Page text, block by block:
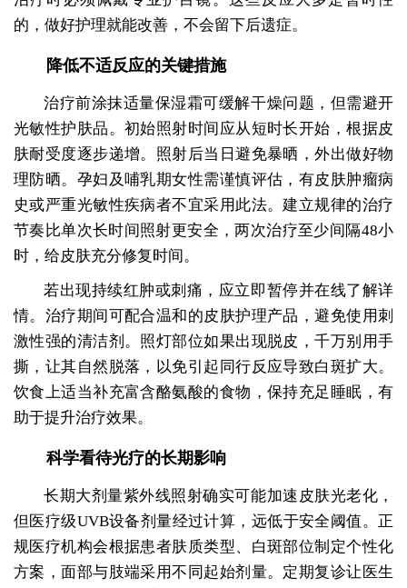
的，做好护理就能改善，不会留下后遗症。
降低不适反应的关键措施
治疗前涂抹适量保湿霜可缓解干燥问题，但需避开
光敏性护肤品。初始照射时间应从短时长开始，根据皮
肤耐受度逐步递增。照射后当日避免暴晒，外出做好物
理防晒。孕妇及哺乳期女性需谨慎评估，有皮肤肿瘤病
史或严重光敏性疾病者不宜采用此法。建立规律的治疗
节奏比单次长时间照射更安全，两次治疗至少间隔48小
时，给皮肤充分修复时间。
若出现持续红肿或刺痛，应立即暂停并在线了解详
情。治疗期间可配合温和的皮肤护理产品，避免使用刺
激性强的清洁剂。照灯部位如果出现脱皮，千万别用手
撕，让其自然脱落，以免引起同行反应导致白斑扩大。
饮食上适当补充富含酪氨酸的食物，保持充足睡眠，有
助于提升治疗效果。
科学看待光疗的长期影响
长期大剂量紫外线照射确实可能加速皮肤光老化，
但医疗级UVB设备剂量经过计算，远低于安全阈值。正
规医疗机构会根据患者肤质类型、白斑部位制定个性化
方案，面部与肢端采用不同起始剂量。定期复诊让医生